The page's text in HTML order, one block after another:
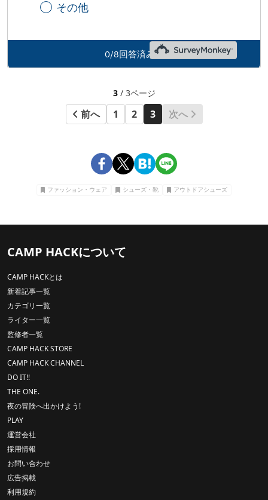
3/ 3ページ
前へ 1 2 3 次へ
ファッション・ウェア シューズ・靴 アウトドアシューズ
CAMP HACKについて
CAMP HACKとは
新着記事一覧
カテゴリ一覧
ライター一覧
監修者一覧
CAMP HACK STORE
CAMP HACK CHANNEL
DO IT!!
THE ONE.
夜の冒険へ出かけよう!
PLAY
運営会社
採用情報
お問い合わせ
広告掲載
利用規約